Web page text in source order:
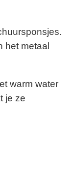
het metaal
warm water
je ze